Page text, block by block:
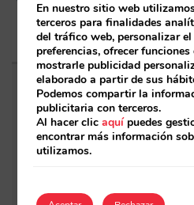
Entradas
Sarai incorpora multi-
En nuestro sitio web
terceros para finalidades
del tráfico web, personalizar
preferencias, ofrecer
mostrarle publicidad
elaborado a partir de sus
Podemos compartir la
publicitaria con terceros.
Al hacer clicaquípuedes
encontrar más información
utilizamos.